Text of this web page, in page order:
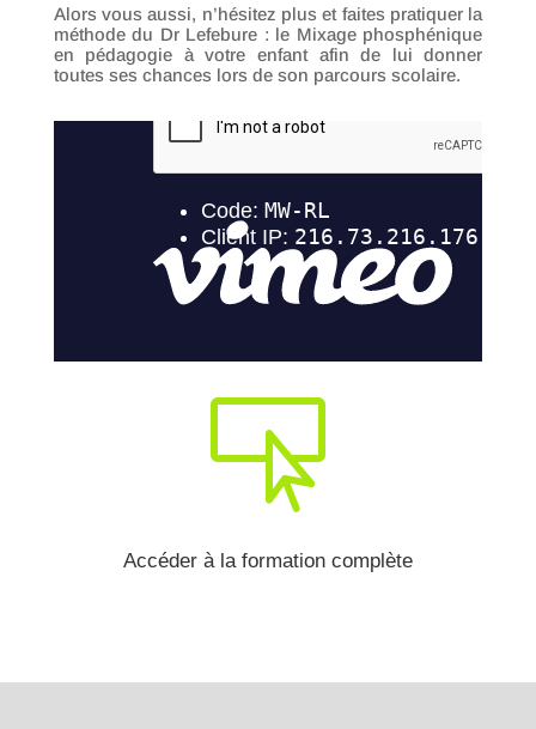
Alors vous aussi, n’hésitez plus et faites pratiquer la
méthode du Dr Lefebure : le Mixage phosphénique
en pédagogie à votre enfant afin de lui donner
toutes ses chances lors de son parcours scolaire.

Accéder à la formation complète